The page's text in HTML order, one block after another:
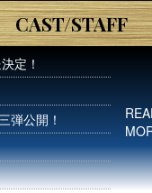
CAST/STAFF
定！
弾公開！